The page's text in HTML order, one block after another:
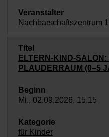
Nachbarschaftszentrum
ELTERN-KIND-
PLAUDERRAUM (0–5
Mi., 02.09.2026, 15.15
für Kinder